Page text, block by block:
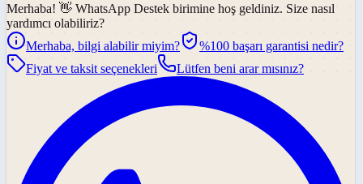
Merhaba! 👋 WhatsApp Destek birimine hoş geldiniz. Size nasıl
yardımcı olabiliriz?
Merhaba, bilgi alabilir miyim?
%100 başarı garantisi nedir?
Fiyat ve taksit seçenekleri
Lütfen beni arar mısınız?